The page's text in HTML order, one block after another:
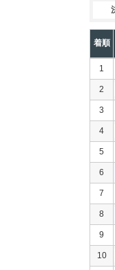
着順
1
2
3
4
5
6
7
8
9
10